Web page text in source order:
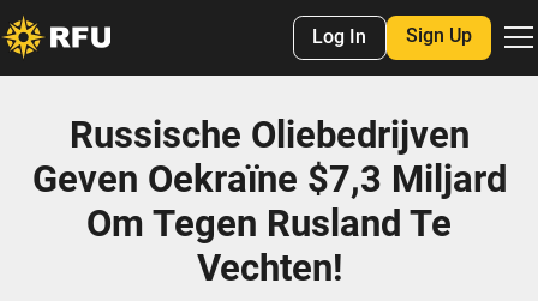
Log In Sign Up
Russische Oliebedrijven
Geven Oekraïne $7,3 Miljard
Om Tegen Rusland Te
Vechten!